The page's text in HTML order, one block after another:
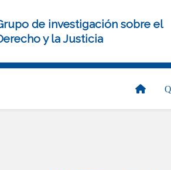
de investigación sobre el
y la Justicia